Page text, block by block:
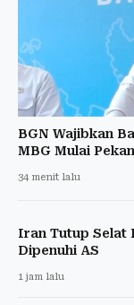
BGN Wajibkan
MBG Mulai
34 menit lalu
Iran Tutup Selat
Dipenuhi AS
1 jam lalu